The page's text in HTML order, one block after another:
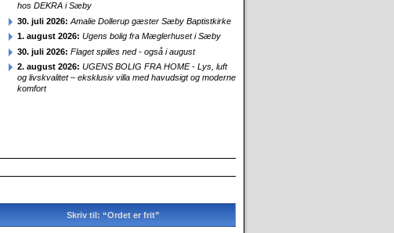
hos DEKRA i Sæby
30. juli 2026: Amalie Dollerup gæster Sæby Baptistkirke
1. august 2026: Ugens bolig fra Mæglerhuset i Sæby
30. juli 2026: Flaget spilles ned - også i august
2. august 2026: UGENS BOLIG FRA HOME - Lys, luft
og livskvalitet – eksklusiv villa med havudsigt og moderne
komfort
Skriv til: “Ordet er frit”